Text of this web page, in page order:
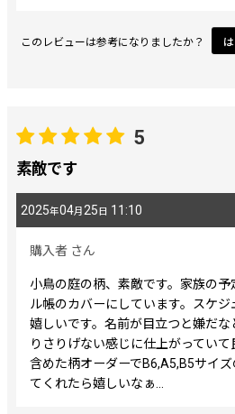
このレビューは参考になりましたか？
5
素敵です
2025年04月 25 日 11:10
購入者 さん
小鳥の庭の柄、素敵です。家族の
ル帳のカバーにしています。スケジ
嬉しいです。名前が目立つと嫌だ
りさりげない感じに仕上がってい
含めた柄オーダーでB6,A5,B5サイ
てくれたら嬉しいなぁ…